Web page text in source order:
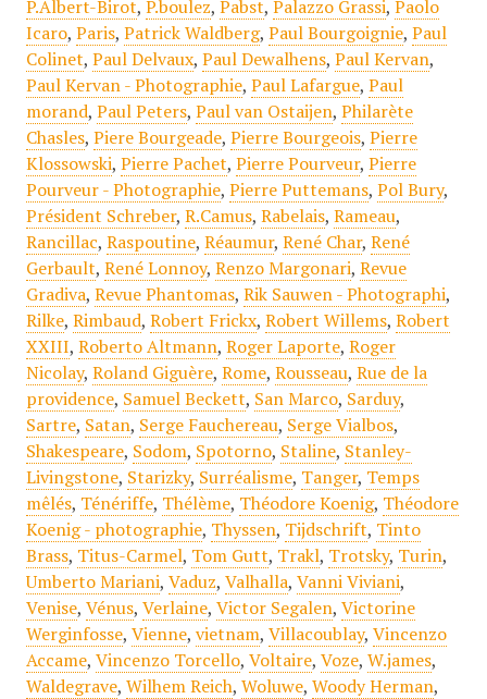
P.Albert-Birot, P.boulez, Pabst, Palazzo Grassi, Paolo
Icaro, Paris, Patrick Waldberg, Paul Bourgoignie, Paul
Colinet, Paul Delvaux, Paul Dewalhens, Paul Kervan,
Paul Kervan - Photographie, Paul Lafargue, Paul
morand, Paul Peters, Paul van Ostaijen, Philarète
Chasles, Piere Bourgeade, Pierre Bourgeois, Pierre
Klossowski, Pierre Pachet, Pierre Pourveur, Pierre
Pourveur - Photographie, Pierre Puttemans, Pol Bury,
Président Schreber, R.Camus, Rabelais, Rameau,
Rancillac, Raspoutine, Réaumur, René Char, René
Gerbault, René Lonnoy, Renzo Margonari, Revue
Gradiva, Revue Phantomas, Rik Sauwen - Photographi,
Rilke, Rimbaud, Robert Frickx, Robert Willems, Robert
XXIII, Roberto Altmann, Roger Laporte, Roger
Nicolay, Roland Giguère, Rome, Rousseau, Rue de la
providence, Samuel Beckett, San Marco, Sarduy,
Sartre, Satan, Serge Fauchereau, Serge Vialbos,
Shakespeare, Sodom, Spotorno, Staline, Stanley-
Livingstone, Starizky, Surréalisme, Tanger, Temps
mêlés, Ténériffe, Thélème, Théodore Koenig, Théodore
Koenig - photographie, Thyssen, Tijdschrift, Tinto
Brass, Titus-Carmel, Tom Gutt, Trakl, Trotsky, Turin,
Umberto Mariani, Vaduz, Valhalla, Vanni Viviani,
Venise, Vénus, Verlaine, Victor Segalen, Victorine
Werginfosse, Vienne, vietnam, Villacoublay, Vincenzo
Accame, Vincenzo Torcello, Voltaire, Voze, W.james,
Waldegrave, Wilhem Reich, Woluwe, Woody Herman,